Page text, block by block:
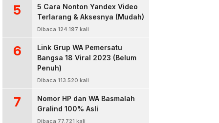
5
5 Cara Nonton Yandex Video
Terlarang & Aksesnya (Mudah)
Dibaca 124.197 kali
6
Link Grup WA Pemersatu
Bangsa 18 Viral 2023 (Belum
Penuh)
Dibaca 113.520 kali
7
Nomor HP dan WA Basmalah
Gralind 100% Asli
Dibaca 77.721 kali